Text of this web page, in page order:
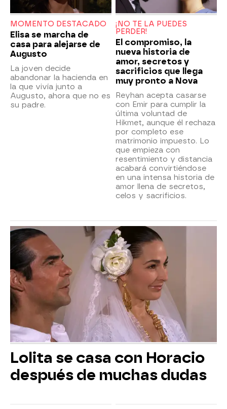
MOMENTO DESTACADO
Elisa se marcha de
casa para alejarse de
Augusto
La joven decide
abandonar la hacienda en
la que vivía junto a
Augusto, ahora que no es
su padre.
¡NO TE LA PUEDES
PERDER!
El compromiso, la
nueva historia de
amor, secretos y
sacrificios que llega
muy pronto a Nova
Reyhan acepta casarse
con Emir para cumplir la
última voluntad de
Hikmet, aunque él rechaza
por completo ese
matrimonio impuesto. Lo
que empieza con
resentimiento y distancia
acabará convirtiéndose
en una intensa historia de
amor llena de secretos,
celos y sacrificios.
Lolita se casa con Horacio
después de muchas dudas